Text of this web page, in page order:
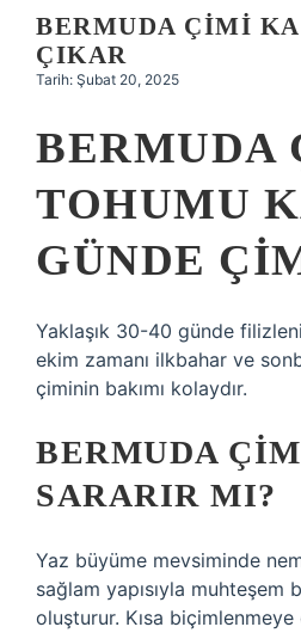
BERMUDA ÇIMI
ÇIKAR
Tarih: Şubat 20, 2025
BERMUDA
TOHUMU
GÜNDE
Yaklaşık 30-40 günde
ekim zamanı ilkbahar ve
çiminin bakımı kolaydır.
BERMUDA
SARARIR MI?
Yaz büyüme mevsiminde
sağlam yapısıyla muhteşem
oluşturur. Kısa biçimlenmeye